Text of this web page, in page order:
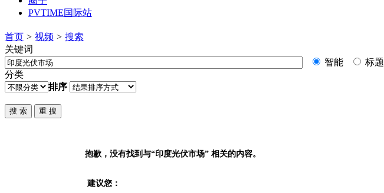
PVTIME国际站
首页 > 视频 > 搜索
关键词
智能
标题
分类
排序
抱歉，没有找到与“印度光伏市场” 相关的内容。
建议您：